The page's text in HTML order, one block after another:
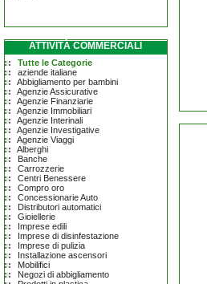
ATTIVITÀ COMMERCIALI
Tutte le Categorie
aziende italiane
Abbigliamento per bambini
Agenzie Assicurative
Agenzie Finanziarie
Agenzie Immobiliari
Agenzie Interinali
Agenzie Investigative
Agenzie Viaggi
Alberghi
Banche
Carrozzerie
Centri Benessere
Compro oro
Concessionarie Auto
Distributori automatici
Gioiellerie
Imprese edili
Imprese di disinfestazione
Imprese di pulizia
Installazione ascensori
Mobilifici
Negozi di abbigliamento